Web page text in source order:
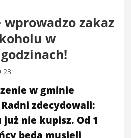
zakaz
w
23
w gminie
zdecydowali:
nie kupisz. Od 1
będą musieli